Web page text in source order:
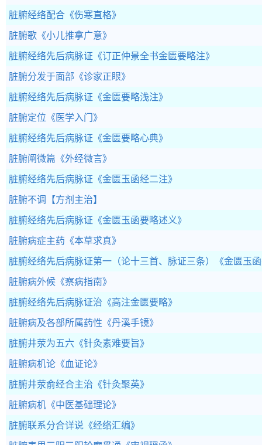
脏腑经络配合 《伤寒直格》
脏腑歌 《小儿推拿广意》
脏腑经络先后病脉证 《订正仲景全书金匮要略注》
脏腑分发于面部 《诊家正眼》
脏腑经络先后病脉证 《金匮要略浅注》
脏腑定位 《医学入门》
脏腑经络先后病脉证 《金匮要略心典》
脏腑阐微篇 《外经微言》
脏腑经络先后病脉证 《金匮玉函经二注》
脏腑不调 【方剂主治】
脏腑经络先后病脉证 《金匮玉函要略述义》
脏腑病症主药 《本草求真》
脏腑经络先后病脉证第一（论十三首、脉证三条） 《金匮玉
脏腑病外候 《察病指南》
脏腑经络先后病脉证治 《高注金匮要略》
脏腑病及各部所属药性 《丹溪手镜》
脏腑井荥为五六 《针灸素难要旨》
脏腑病机论 《血证论》
脏腑井荥俞经合主治 《针灸聚英》
脏腑病机 《中医基础理论》
脏腑联系分合详说 《经络汇编》